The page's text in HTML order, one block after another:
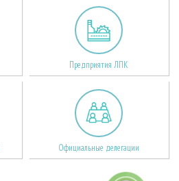
Предприятия ЛПК
Официальные делегации